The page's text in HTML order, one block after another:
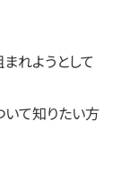
れようとして
て知りたい方